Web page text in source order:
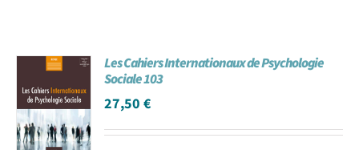
Les Cahiers Internationaux de Psychologie
Sociale 103
27,50€